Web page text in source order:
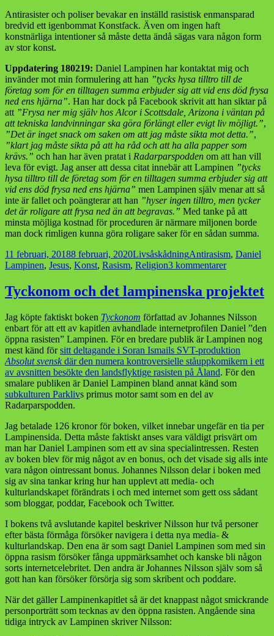
Antirasister och poliser bevakar en inställd rasistisk enmansparad
bredvid ett igenbommat Konstfack. Även om ingen haft
konstnärliga intentioner så måste detta ändå sägas vara någon form
av stor konst.
Uppdatering 180219: Daniel Lampinen har kontaktat mig och
invänder mot min formulering att han ”tycks hysa tilltro till de
företag som för en tilltagen summa erbjuder sig att vid ens död frysa
ned ens hjärna”. Han har dock på Facebook skrivit att han siktar på
att ”Frysa ner mig själv hos Alcor i Scottsdale, Arizona i väntan på
att tekniska landvinningar ska göra förlängt eller evigt liv möjligt.”,
”Det är inget snack om saken om att jag måste sikta mot detta.”,
”klart jag måste sikta på att ha råd och att ha alla papper som
krävs.” och han har även pratat i Radarparspodden om att han vill
leva för evigt. Jag anser att dessa citat innebär att Lampinen ”tycks
hysa tilltro till de företag som för en tilltagen summa erbjuder sig att
vid ens död frysa ned ens hjärna” men Lampinen själv menar att så
inte är fallet och poängterar att han ”hyser ingen tilltro, men tycker
det är roligare att frysa ned än att begravas.” Med tanke på att
minsta möjliga kostnad för proceduren är närmare miljonen borde
man dock rimligen kunna göra roligare saker för en sådan summa.
Postat
11 februari, 20188 februari, 2020Kategorier
LivsåskådningTaggar
Antirasism, Daniel
Lampinen, Jesus, Konst, Rasism, Religion3 kommentarertill
har
återvänt,
heter
Daniel
Lampinen
Tyckonom och det lampinenska projektet
Jag köpte faktiskt boken Tyckonom författad av Johannes Nilsson
enbart för att ett av kapitlen avhandlade internetprofilen Daniel ”den
öppna rasisten” Lampinen. För en bredare publik är Lampinen nog
mest känd försitt deltagande i Soran Ismails SVT-produktion
Absolut svenskdär den numera kontroversielle ståuppkomikern i ett
av avsnitten besökte den landsflyktige rasisten på Åland. För den
smalare publiken är Daniel Lampinen bland annat känd som
subkulturen Parklivs primus motor samt som en del av
Radarparspodden.
Jag betalade 126 kronor för boken, vilket innebar ungefär en tia per
Lampinensida. Detta måste faktiskt anses vara väldigt prisvärt om
man har Daniel Lampinen som ett av sina specialintressen. Resten
av boken blev för mig något av en bonus, och det visade sig alls inte
vara någon ointressant bonus. Johannes Nilsson delar i boken med
sig av sina tankar kring hur han upplevt att media- och
kulturlandskapet förändrats i och med internet som gett oss sådant
som bloggar, poddar, Facebook och Twitter.
I bokens två avslutande kapitel beskriver Nilsson hur två personer
efter bästa förmåga försöker navigera i detta nya media- &
kulturlandskap. Den ena är som sagt Daniel Lampinen som med sin
öppna rasism försöker fånga uppmärksamhet och kanske bli någon
sorts internetcelebritet. Den andra är Johannes Nilsson själv som så
gott han kan försöker försörja sig som skribent och poddare.
När det gäller Lampinenkapitlet så är det knappast något smickrande
personporträtt som tecknas av den öppna rasisten. Angående sina
tidiga intryck av Lampinen skriver Nilsson: